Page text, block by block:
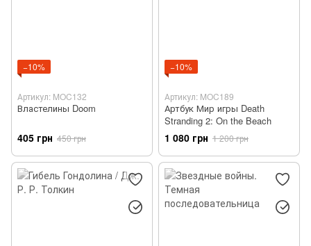
−10%
Артикул: MOC132
Властелины Doom
405 грн 450 грн
−10%
Артикул: MOC189
Артбук Мир игры Death
Stranding 2: On the Beach
1 080 грн 1 200 грн